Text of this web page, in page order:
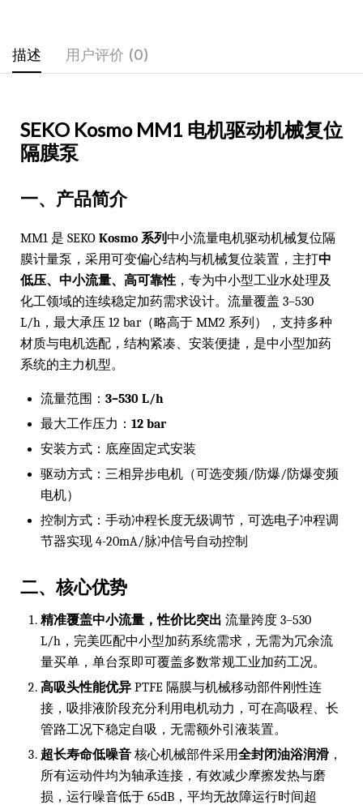
描述 用户评价 (0)
SEKO Kosmo MM1 电机驱动机械复位
隔膜泵
一、产品简介
MM1 是 SEKO Kosmo 系列中小流量电机驱动机械复位隔
膜计量泵，采用可变偏心结构与机械复位装置，主打中
低压、中小流量、高可靠性 ，专为中小型工业水处理及
化工领域的连续稳定加药需求设计。流量覆盖 3–530
L/h，最大承压 12 bar（略高于 MM2 系列），支持多种
材质与电机选配，结构紧凑、安装便捷，是中小型加药
系统的主力机型。
流量范围： 3–530 L/h
最大工作压力： 12 bar
安装方式：底座固定式安装
驱动方式：三相异步电机（可选变频/防爆/防爆变频
电机）
控制方式：手动冲程长度无级调节，可选电子冲程调
节器实现 4-20mA/脉冲信号自动控制
二、核心优势
精准覆盖中小流量，性价比突出 流量跨度 3–530
L/h，完美匹配中小型加药系统需求，无需为冗余流
量买单，单台泵即可覆盖多数常规工业加药工况。
高吸头性能优异 PTFE 隔膜与机械移动部件刚性连
接，吸排液阶段充分利用电机动力，可在高吸程、长
管路工况下稳定自吸，无需额外引液装置。
超长寿命低噪音 核心机械部件采用全封闭油浴润滑 ，
所有运动件均为轴承连接，有效减少摩擦发热与磨
损，运行噪音低于 65dB，平均无故障运行时间超